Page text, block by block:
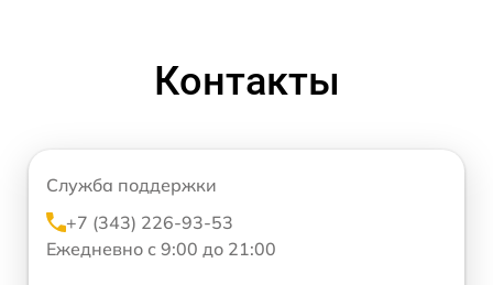
Контакты
Служба поддержки
+7 (343) 226-93-53
Ежедневно с 9:00 до 21:00